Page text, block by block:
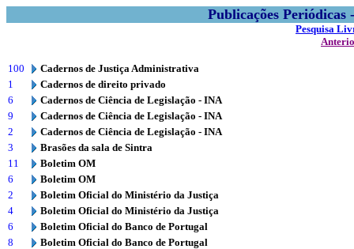
Publicações
Pesquisa
100
Cadernos de Justiça Administrativa
1
Cadernos de direito privado
6
Cadernos de Ciência de Legislação - INA
9
Cadernos de Ciência de Legislação - INA
2
Cadernos de Ciência de Legislação - INA
3
Brasões da sala de Sintra
11
Boletim OM
6
Boletim OM
2
Boletim Oficial do Ministério da Justiça
4
Boletim Oficial do Ministério da Justiça
6
Boletim Oficial do Banco de Portugal
8
Boletim Oficial do Banco de Portugal